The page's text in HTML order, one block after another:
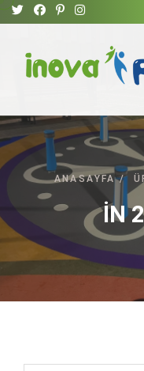
ANASAYFA/
İN